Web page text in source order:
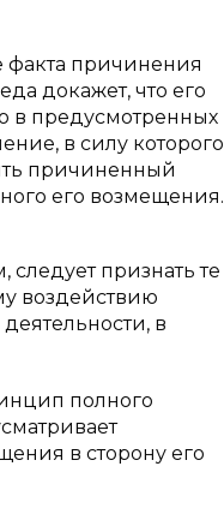
факта причинения
докажет, что его
в предусмотренных
в силу которого
причиненный
его возмещения.
признать те
воздействию
в
полного
в сторону его